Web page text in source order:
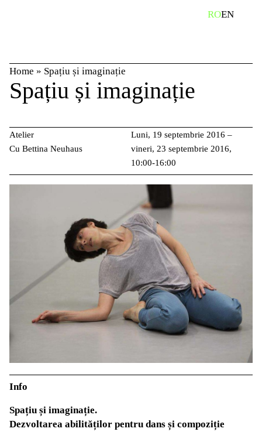
ROEN
Home » Spațiu și imaginație
Spațiu și imaginație
Atelier
Cu Bettina Neuhaus
Luni, 19 septembrie 2016 –
vineri, 23 septembrie 2016,
10:00-16:00
Info
Spațiu și imaginație.
Dezvoltarea abilităților pentru dans și compoziție